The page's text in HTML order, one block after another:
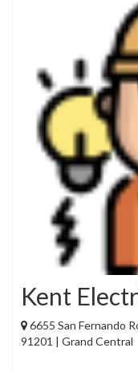
Kent
6655 San Fernando
91201 | Grand Central